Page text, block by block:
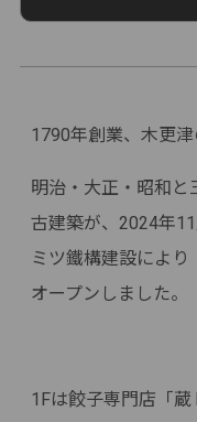
1790年創業、木更津
明治・大正・昭和と
古建築が、2024年
ミツ鐵構建設により
オープンしました。
1Fは餃子専門店「